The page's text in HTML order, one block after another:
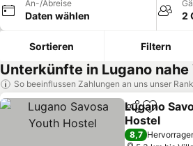
An-/Abreise
Daten wählen 2
Sortieren Filtern
Unterkünfte in Lugano nahe
So beeinflussen Zahlungen an uns unser
TeilenZu
Lugano
Hostel
Preise sehen
8,7